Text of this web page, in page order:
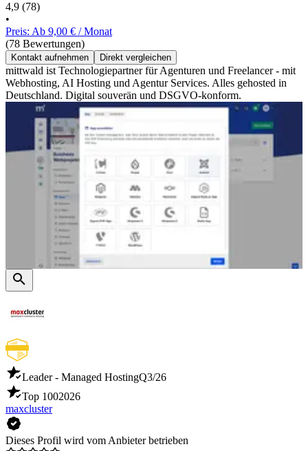
4,9 (78)
•
Preis: Ab 9,00 € / Monat
(78 Bewertungen)
Kontakt aufnehmen Direkt vergleichen
mittwald ist Technologiepartner für Agenturen und Freelancer - mit
Webhosting, AI Hosting und Agentur Services. Alles gehosted in
Deutschland. Digital souverän und DSGVO-konform.
Leader - Managed HostingQ3/26
Top 1002026
maxcluster
Dieses Profil wird vom Anbieter betrieben